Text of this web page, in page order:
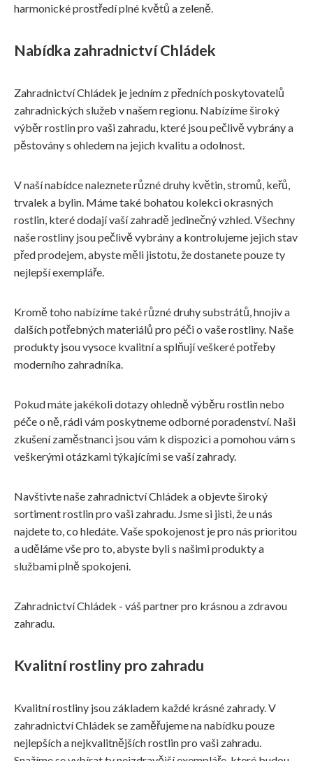
harmonické prostředí plné květů a zeleně.
Nabídka zahradnictví Chládek
Zahradnictví Chládek je jedním z předních poskytovatelů
zahradnických služeb v našem regionu. Nabízíme široký
výběr rostlin pro vaši zahradu, které jsou pečlivě vybrány a
pěstovány s ohledem na jejich kvalitu a odolnost.
V naší nabídce naleznete různé druhy květin, stromů, keřů,
trvalek a bylin. Máme také bohatou kolekci okrasných
rostlin, které dodají vaší zahradě jedinečný vzhled. Všechny
naše rostliny jsou pečlivě vybrány a kontrolujeme jejich stav
před prodejem, abyste měli jistotu, že dostanete pouze ty
nejlepší exempláře.
Kromě toho nabízíme také různé druhy substrátů, hnojiv a
dalších potřebných materiálů pro péči o vaše rostliny. Naše
produkty jsou vysoce kvalitní a splňují veškeré potřeby
moderního zahradníka.
Pokud máte jakékoli dotazy ohledně výběru rostlin nebo
péče o ně, rádi vám poskytneme odborné poradenství. Naši
zkušení zaměstnanci jsou vám k dispozici a pomohou vám s
veškerými otázkami týkajícími se vaší zahrady.
Navštivte naše zahradnictví Chládek a objevte široký
sortiment rostlin pro vaši zahradu. Jsme si jisti, že u nás
najdete to, co hledáte. Vaše spokojenost je pro nás prioritou
a uděláme vše pro to, abyste byli s našimi produkty a
službami plně spokojeni.
Zahradnictví Chládek - váš partner pro krásnou a zdravou
zahradu.
Kvalitní rostliny pro zahradu
Kvalitní rostliny jsou základem každé krásné zahrady. V
zahradnictví Chládek se zaměřujeme na nabídku pouze
nejlepších a nejkvalitnějších rostlin pro vaši zahradu.